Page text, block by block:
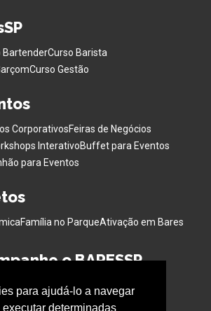
para ajudá-lo a navegar
determinadas
BartenderCurso Barista
Curso Gestão
CorporativosFeiras de Negócios
InterativoBuffet para Eventos
para Eventos
Família no ParqueAtivação em Bares
o BARESSP